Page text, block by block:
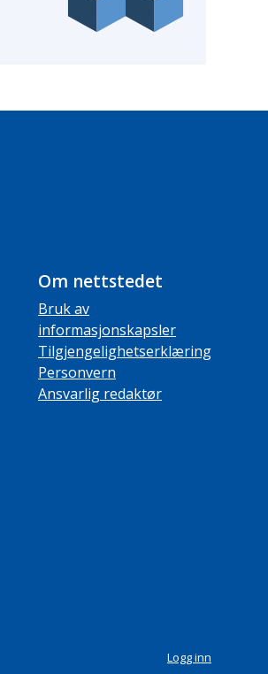
Om nettstedet
Bruk av
informasjonskapsler
Tilgjengelighetserklæring
Personvern
Ansvarlig redaktør
Logg inn